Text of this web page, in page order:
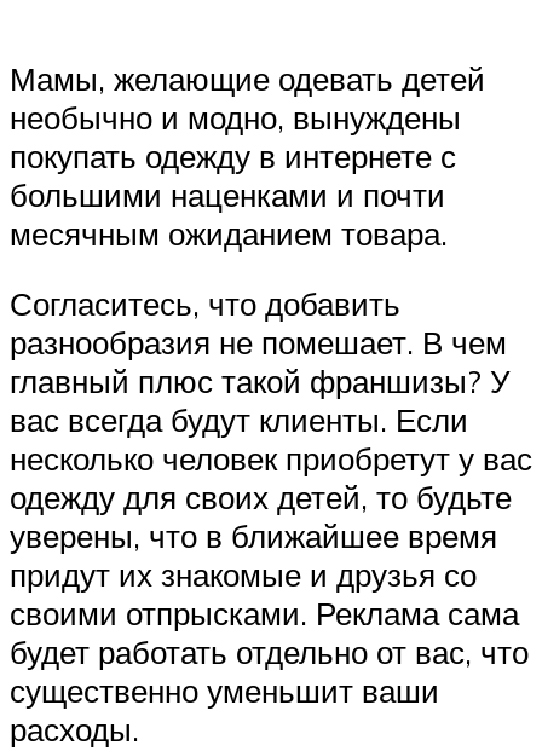
Мамы, желающие одевать детей
необычно и модно, вынуждены
покупать одежду в интернете с
большими наценками и почти
месячным ожиданием товара.
Согласитесь, что добавить
разнообразия не помешает. В чем
главный плюс такой франшизы? У
вас всегда будут клиенты. Если
несколько человек приобретут у вас
одежду для своих детей, то будьте
уверены, что в ближайшее время
придут их знакомые и друзья со
своими отпрысками. Реклама сама
будет работать отдельно от вас, что
существенно уменьшит ваши
расходы.